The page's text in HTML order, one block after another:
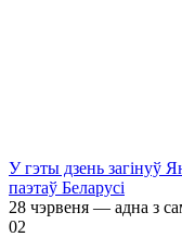
У гэты дзень загінуў
паэтаў Беларусі
28 чэрвеня — адна з
02